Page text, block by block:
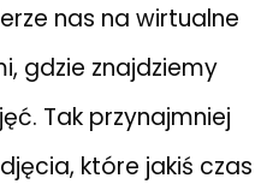
nas na wirtualne
gdzie znajdziemy
Tak przynajmniej
które jakiś czas